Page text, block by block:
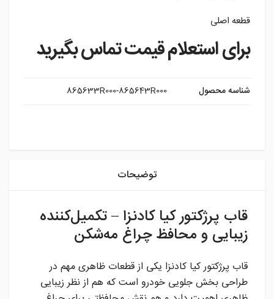
قطعه اصلی
برای استعلام قیمت تماس بگیرید
شناسه محصول 865633R000-865643R000
توضیحات
قاب پرژکتور کیا کادنزا – تکمیل‌کننده
زیبایی و محافظ چراغ مه‌شکن
قاب پرژکتور کیا کادنزا یکی از قطعات ظاهری مهم در
طراحی بخش جلویی خودرو است که هم از نظر زیبایی